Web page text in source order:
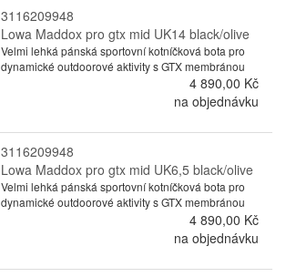
3116209948
Lowa Maddox pro gtx mid UK14 black/olive
Velmi lehká pánská sportovní kotníčková bota pro
dynamické outdoorové aktivity s GTX membránou
4 890,00 Kč
na objednávku
3116209948
Lowa Maddox pro gtx mid UK6,5 black/olive
Velmi lehká pánská sportovní kotníčková bota pro
dynamické outdoorové aktivity s GTX membránou
4 890,00 Kč
na objednávku